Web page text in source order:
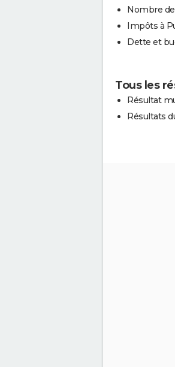
Nombre
Impôts à
Dette et
Tous les
Résultat
Résultats